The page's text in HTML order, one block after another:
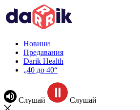
Новини
Предавания
Darik Health
„40 до 40“
Слушай Слушай